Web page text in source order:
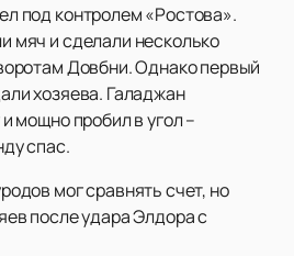
под контролем «Ростова».
мяч и сделали несколько
Довбни. Однако первый
хозяева. Галаджан
мощно пробил в угол –
спас.
мог сравнять счет, но
после удара Элдора с